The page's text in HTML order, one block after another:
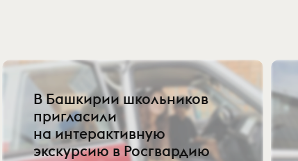
В Башкирии школьников
пригласили
на интерактивную
экскурсию в Росгвардию